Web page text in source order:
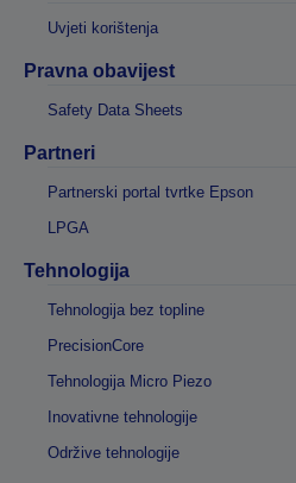
Uvjeti korištenja
Pravna obavijest
Safety Data Sheets
Partneri
Partnerski portal tvrtke Epson
LPGA
Tehnologija
Tehnologija bez topline
PrecisionCore
Tehnologija Micro Piezo
Inovativne tehnologije
Održive tehnologije